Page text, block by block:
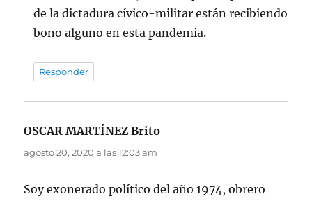
de la dictadura cívico-militar están recibiendo
bono alguno en esta pandemia.
Responder
OSCAR MARTÍNEZ Brito
agosto 20, 2020 a las 12:03 am
Soy exonerado político del año 1974, obrero